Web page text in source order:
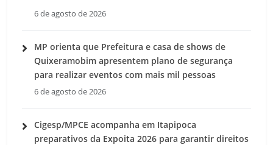
6 de agosto de 2026
MP orienta que Prefeitura e casa de shows de
Quixeramobim apresentem plano de segurança
para realizar eventos com mais mil pessoas
6 de agosto de 2026
Cigesp/MPCE acompanha em Itapipoca
preparativos da Expoita 2026 para garantir direitos